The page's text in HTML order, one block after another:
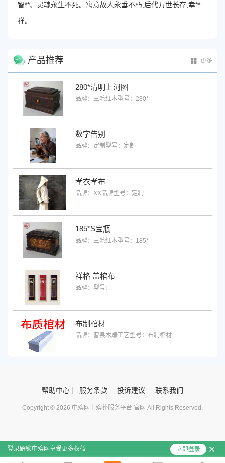
智**、灵魂永生不死。寓意故人永垂不朽,后代万世长存,幸**
祥。
产品推荐 更多
280*清明上河图
品牌：三毛红木型号：280*
数字告别
品牌：定制 型号：定制
孝衣孝布
品牌：XX品牌型号：定制
185*S宝瓶
品牌：三毛红木型号：185*
祥格 盖棺布
品牌： 型号：
布制棺材
品牌：曹县木雕工艺型号：布制棺材
帮助中心 服务条款 投诉建议 联系我们
Copyright © 2026 中殡网｜殡葬服务平台 官网 All Rights Reserved.
登录解锁中殡网享受更多权益 立即登录